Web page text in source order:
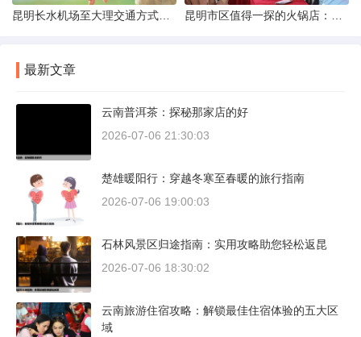
最新文章
云南普洱茶：探秘那家店的好
2026-07-06 21:30:03
楚雄暖阳行：穿越冬寒至春暖的旅行指南
2026-07-06 19:00:03
石林风景区归途指南：实用攻略助您轻松返昆
2026-07-06 18:30:02
云南旅游住宿攻略：解锁最佳住宿体验的五大区
域